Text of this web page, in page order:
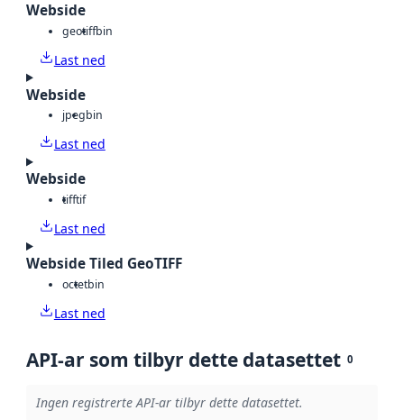
Webside
geotiffbin
Last ned
Webside
jpegbin
Last ned
Webside
tifftif
Last ned
Webside Tiled GeoTIFF
octetbin
Last ned
API-ar som tilbyr dette datasettet 0
Ingen registrerte API-ar tilbyr dette datasettet.